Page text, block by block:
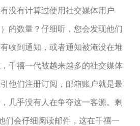
没有计算过使用社交媒体用户
）的数量？仔细听，您会发现他们
收到通知，或者通知被淹没在堆
千禧一代被越来越多的社交媒体
他们注册订阅，邮箱账户就是最
几乎没有人在争夺这一客源。剩
们会仔细阅读邮件，这在千禧一